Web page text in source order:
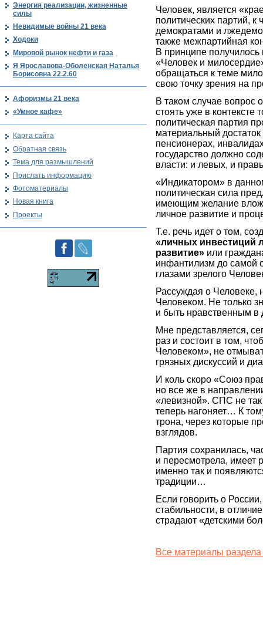
Человек, является
политических партий,
демократами и
также межпартийная
В принципе
«Человек и
обращаться к теме
свою точку зрения на
В таком случае вопрос
стоять уже в контексте
политическая партия
материальный
пенсионерах,
государство должно
власти: и левых, и
«Индикатором» в
политическая сила
имеющим желание
личное развитие и
Т.е. речь идет о том,
«личных инвестиций
развитие» или
инфантилизм до самой
глазами зрелого
Рассуждая о Человеке,
Человеком. Не только
и быть нравственным в
Мне представляется,
раз и состоит в том,
Человеком», не
грязных дискуссий и
И коль скоро «Союз
но все же в
«левизной». СПС не
теперь нагоняет… К
трона, через которые
взглядов.
Партия сохранилась,
и пересмотрела, имеет
именно так и
традиции…
Если говорить о
стабильности, в
страдают «детскими
Все материалы
Энергия реализации, жизненные
силы
Невидимые войны 21 века
Ходоки
Мировой рынок нефти и газа
Я Ярославова-Оболенская Наталья
Борисовна 22.2.60
Афоризмы 21 века
«Умное кафе»
Карта сайта
Обратная связь
Тема для размышлений
Прислать информацию
Фотоматериалы
Новая книга
Проекты